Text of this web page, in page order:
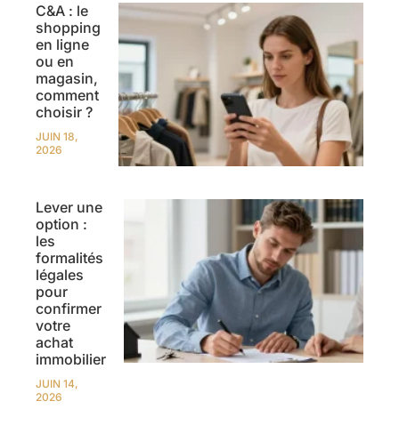
C&A : le
shopping
en ligne
ou en
magasin,
comment
choisir ?
JUIN 18,
2026
Lever une
option :
les
formalités
légales
pour
confirmer
votre
achat
immobilier
JUIN 14,
2026